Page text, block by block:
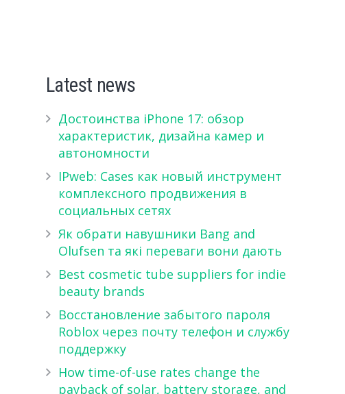
Latest news
Достоинства iPhone 17: обзор
характеристик, дизайна камер и
автономности
IPweb: Cases как новый инструмент
комплексного продвижения в
социальных сетях
Як обрати навушники Bang and
Olufsen та які переваги вони дають
Best cosmetic tube suppliers for indie
beauty brands
Восстановление забытого пароля
Roblox через почту телефон и службу
поддержку
How time-of-use rates change the
payback of solar, battery storage, and